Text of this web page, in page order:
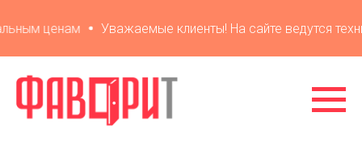
ценам Уважаемые клиенты! На сайте ведутся